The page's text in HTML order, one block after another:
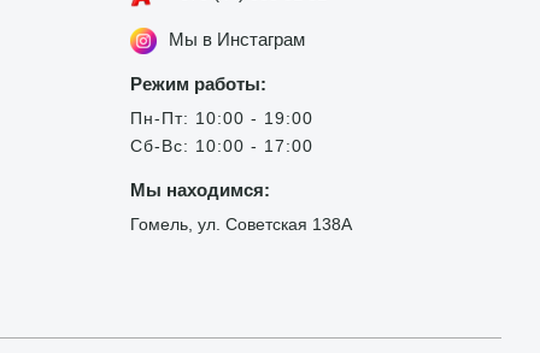
Мы в Инстаграм
Режим работы:
Пн-Пт: 10:00 - 19:00
Сб-Вс: 10:00 - 17:00
Мы находимся:
Гомель, ул. Советская 138А